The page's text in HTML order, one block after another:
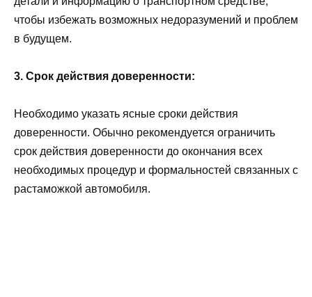
чтобы избежать возможных недоразумений и проблем
в будущем.
3. Срок действия доверенности:
Необходимо указать ясные сроки действия
доверенности. Обычно рекомендуется ограничить
срок действия доверенности до окончания всех
необходимых процедур и формальностей связанных с
растаможкой автомобиля.